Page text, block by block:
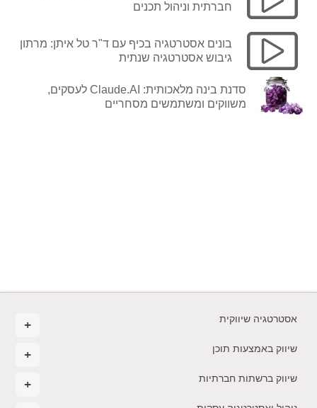
חברתית וניהול תכנים
בונים אסטרטגיה בכיף עם ד"ר טל איתן: מרתון
גיבוש אסטרטגיה שנתית
סדנת בינה מלאכותית: Claude.AI לעסקים,
משווקים ומשתמשים מסחריים
אסטרטגיה שיווקית
שיווק באמצעות תוכן
שיווק ברשתות חברתיות